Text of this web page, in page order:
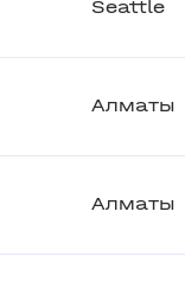
Seattle
Алматы
Алматы